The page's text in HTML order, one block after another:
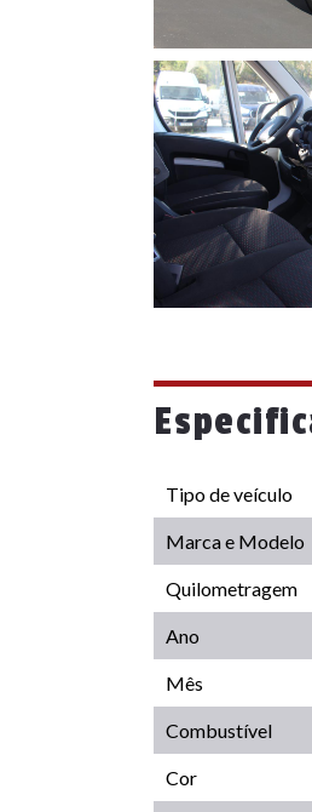
Tipo de veículo
Marca e Modelo
Quilometragem
Ano
Mês
Combustível
Cor